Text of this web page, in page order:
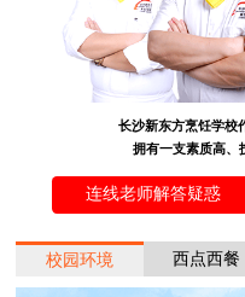
长沙新东方烹饪学校
拥有一支素质高、
连线老师解答疑惑
校园环境 西点西餐